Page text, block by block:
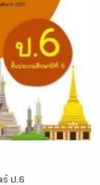
ร์ ป.6